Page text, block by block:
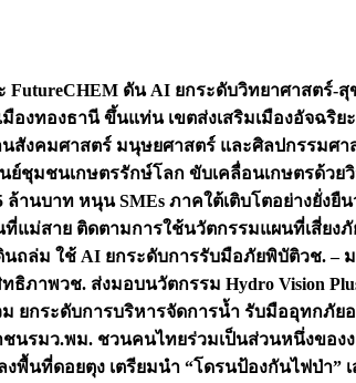
FutureCHEM ดัน AI ยกระดับวิทยาศาสตร์
มืองทองธานี ขึ้นแท่น เขตส่งเสริมเมืองอัจฉริ
สังคมศาสตร์ มนุษยศาสตร์ และศิลปกรรมศ
ย์ชุมชนเกษตรรักษ์โลก ขับเคลื่อนเกษตรด้วย
ล้านบาท หนุน SMEs ภาคใต้เติบโตอย่างยั่งยืน
ที่แม่สาย ติดตามการใช้นวัตกรรมแผนที่เสี่ย
นถล่ม ใช้ AI ยกระดับการรับมือภัยพิบัติวช. –
ทธิภาพวช. ส่งมอบนวัตกรรม Hydro Vision
ยกระดับการบริหารจัดการน้ำ รับมืออุทกภัย
ชนรมว.พม. ชวนคนไทยร่วมเป็นส่วนหนึ่งของง
งพื้นที่ดอยตุง เตรียมนำ “โดรนป้องกันไฟป่า